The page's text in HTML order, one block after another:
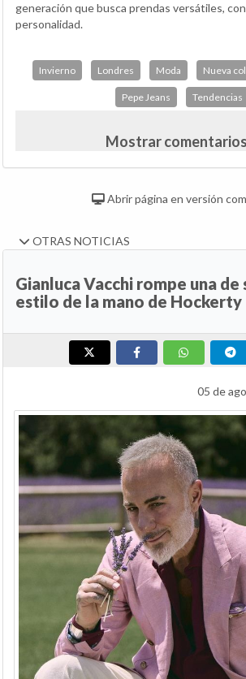
generación que busca prendas versátiles,
personalidad.
Invierno Londres Moda Nueva
Pepe Jeans Tendencias
Mostrar
Abrir página en versión
OTRAS NOTICIAS
Gianluca Vacchi rompe una de
estilo de la mano de Hockerty
05 de